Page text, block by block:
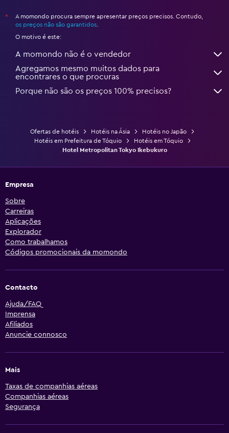
*
A momondo procura sempre apresentar preços precisos. Contudo,
os preços não são garantidos
O motivo é este:
A momondo não é o vendedor
Agregamos mesmo muitos dados para
encontrares o que procuras
Porque não são os preços 100% precisos?
Ofertas de hotéis Hotéis na Ásia
Hotéis no Japão
Hotéis em Prefeitura de Tóquio
Hotéis em Tóquio
Hotel Metropolitan Tokyo Ikebukuro
Empresa
Sobre
Carreiras
Aplicações
Explorador
Como trabalhamos
Códigos promocionais da momondo
Contacto
Ajuda/FAQ
Imprensa
Afiliados
Anuncie connosco
Mais
Taxas de companhias aéreas
Companhias aéreas
Segurança